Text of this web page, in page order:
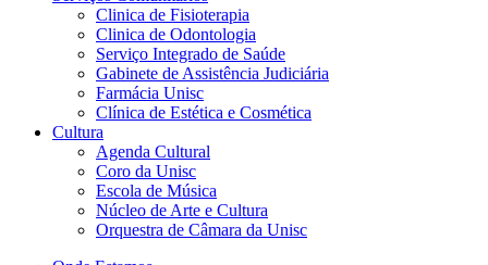
Clinica de Fisioterapia
Clinica de Odontologia
Serviço Integrado de Saúde
Gabinete de Assistência Judiciária
Farmácia Unisc
Clínica de Estética e Cosmética
Cultura
Agenda Cultural
Coro da Unisc
Escola de Música
Núcleo de Arte e Cultura
Orquestra de Câmara da Unisc